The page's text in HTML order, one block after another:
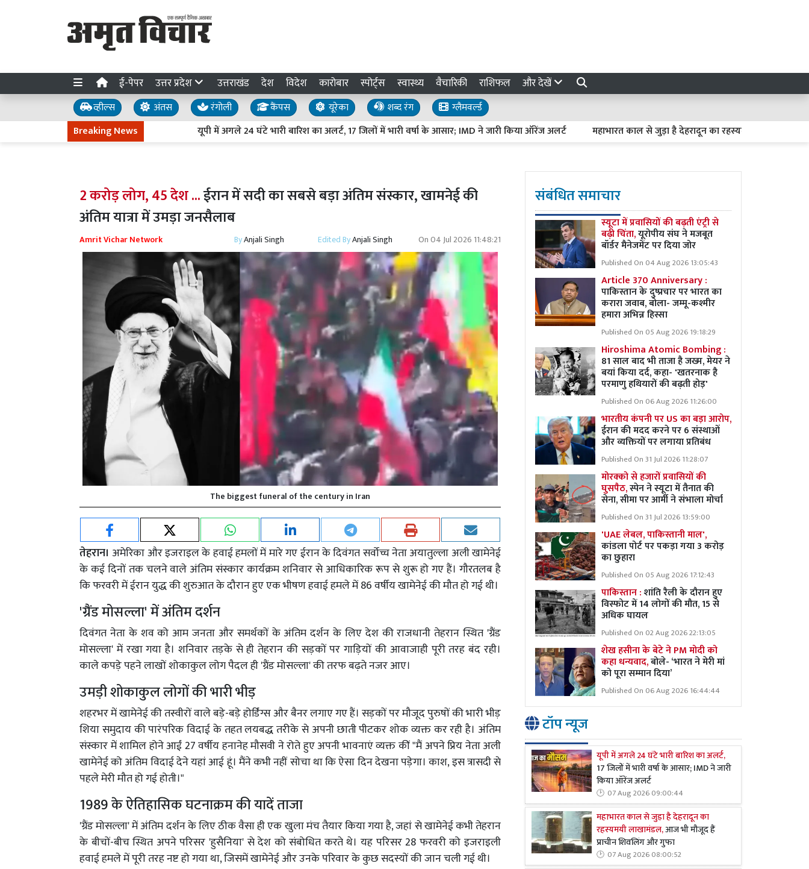
ई-पेपर उत्तर प्रदेश उत्तराखंड देश विदेश कारोबार स्पोर्ट्स स्वास्थ्य वैचारिकी राशिफल और देखें
व्हील्स अंतस रंगोली कैंपस यूरेका शब्द रंग
ग्लैमवर्ल्ड
Breaking News
यूपी में अगले 24 घंटे भारी बारिश का अलर्ट, 17 जिलों में भारी वर्षा के आसार; IMD ने जारी किया ऑरेंज अलर्ट महाभारत काल से जुड़ा है देहरादून का रहस्यमयी लाखामंडल, आज भी
2 करोड़ लोग, 45 देश ...ईरान में सदी का सबसे बड़ा अंतिम संस्कार, खामनेई की
अंतिम यात्रा में उमड़ा जनसैलाब
Amrit Vichar Network ByAnjali Singh Edited ByAnjali Singh On04 Jul 2026 11:48:21
The biggest funeral of the century in Iran
तेहरान। अमेरिका और इजराइल के हवाई हमलों में मारे गए ईरान के दिवंगत सर्वोच्च नेता अयातुल्ला अली खामेनेई
के कई दिनों तक चलने वाले अंतिम संस्कार कार्यक्रम शनिवार से आधिकारिक रूप से शुरू हो गए हैं। गौरतलब है
कि फरवरी में ईरान युद्ध की शुरुआत के दौरान हुए एक भीषण हवाई हमले में 86 वर्षीय खामेनेई की मौत हो गई थी।
'ग्रैंड मोसल्ला' में अंतिम दर्शन
दिवंगत नेता के शव को आम जनता और समर्थकों के अंतिम दर्शन के लिए देश की राजधानी तेहरान स्थित 'ग्रैंड
मोसल्ला' में रखा गया है। शनिवार तड़के से ही तेहरान की सड़कों पर गाड़ियों की आवाजाही पूरी तरह बंद रही।
काले कपड़े पहने लाखों शोकाकुल लोग पैदल ही 'ग्रैंड मोसल्ला' की तरफ बढ़ते नजर आए।
उमड़ी शोकाकुल लोगों की भारी भीड़
शहरभर में खामेनेई की तस्वीरों वाले बड़े-बड़े होर्डिंग्स और बैनर लगाए गए हैं। सड़कों पर मौजूद पुरुषों की भारी भीड़
शिया समुदाय की पारंपरिक विदाई के तहत लयबद्ध तरीके से अपनी छाती पीटकर शोक व्यक्त कर रही है। अंतिम
संस्कार में शामिल होने आईं 27 वर्षीय हनानेह मौसवी ने रोते हुए अपनी भावनाएं व्यक्त कीं "मैं अपने प्रिय नेता अली
खामेनेई को अंतिम विदाई देने यहां आई हूं। मैंने कभी नहीं सोचा था कि ऐसा दिन देखना पड़ेगा। काश, इस त्रासदी से
पहले मेरी मौत हो गई होती।"
1989 के ऐतिहासिक घटनाक्रम की यादें ताजा
'ग्रैंड मोसल्ला' में अंतिम दर्शन के लिए ठीक वैसा ही एक खुला मंच तैयार किया गया है, जहां से खामेनेई कभी तेहरान
के बीचों-बीच स्थित अपने परिसर 'हुसैनिया' से देश को संबोधित करते थे। यह परिसर 28 फरवरी को इजराइली
हवाई हमले में पूरी तरह नष्ट हो गया था, जिसमें खामेनेई और उनके परिवार के कुछ सदस्यों की जान चली गई थी।
संबंधित समाचार
स्यूटा में प्रवासियों की बढ़ती एंट्री से
बढ़ी चिंता,यूरोपीय संघ ने मजबूत
बॉर्डर मैनेजमेंट पर दिया जोर
Published On 04 Aug 2026 13:05:43
Article 370 Anniversary :
पाकिस्तान के दुष्प्रचार पर भारत का
करारा जवाब, बोला- जम्मू-कश्मीर
हमारा अभिन्न हिस्सा
Published On 05 Aug 2026 19:18:29
Hiroshima Atomic Bombing :
81 साल बाद भी ताजा है जख्म, मेयर ने
बयां किया दर्द, कहा- 'खतरनाक है
परमाणु हथियारों की बढ़ती होड़'
Published On 06 Aug 2026 11:26:00
भारतीय कंपनी पर US का बड़ा आरोप,
ईरान की मदद करने पर 6 संस्थाओं
और व्यक्तियों पर लगाया प्रतिबंध
Published On 31 Jul 2026 11:28:07
मोरक्को से हजारों प्रवासियों की
घुसपैठ,स्पेन ने स्यूटा में तैनात की
सेना, सीमा पर आर्मी ने संभाला मोर्चा
Published On 31 Jul 2026 13:59:00
'UAE लेबल, पाकिस्तानी माल',
कांडला पोर्ट पर पकड़ा गया 3 करोड़
का छुहारा
Published On 05 Aug 2026 17:12:43
पाकिस्तान :शांति रैली के दौरान हुए
विस्फोट में 14 लोगों की मौत, 15 से
अधिक घायल
Published On 02 Aug 2026 22:13:05
शेख हसीना के बेटे ने PM मोदी को
कहा धन्यवाद,बोले- ‘भारत ने मेरी मां
को पूरा सम्मान दिया’
Published On 06 Aug 2026 16:44:44
टॉप न्यूज
यूपी में अगले 24 घंटे भारी बारिश का अलर्ट,
17 जिलों में भारी वर्षा के आसार; IMD ने जारी
किया ऑरेंज अलर्ट
07 Aug 2026 09:00:44
महाभारत काल से जुड़ा है देहरादून का
रहस्यमयी लाखामंडल,आज भी मौजूद हैं
प्राचीन शिवलिंग और गुफा
07 Aug 2026 08:00:52